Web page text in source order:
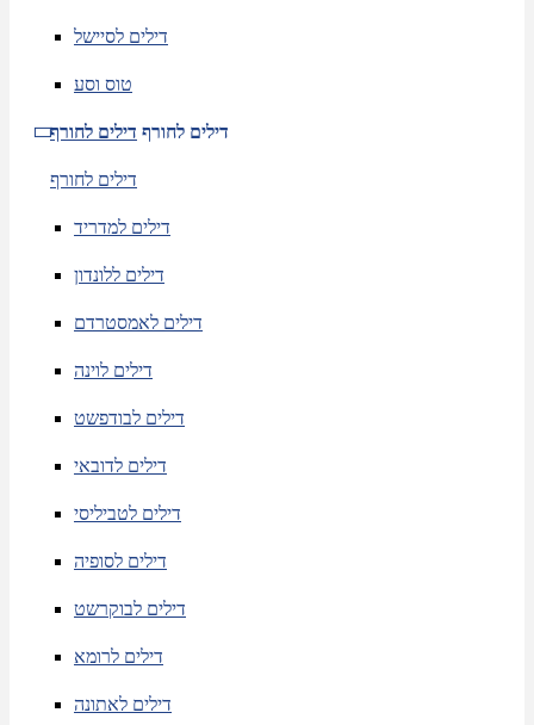
דילים לסיישל
טוס וסע
דילים לחורף דילים לחורף
דילים לחורף
דילים למדריד
דילים ללונדון
דילים לאמסטרדם
דילים לוינה
דילים לבודפשט
דילים לדובאי
דילים לטביליסי
דילים לסופיה
דילים לבוקרשט
דילים לרומא
דילים לאתונה